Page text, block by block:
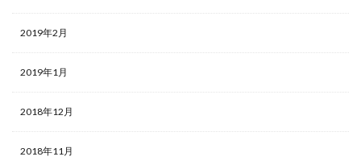
2019年2月
2019年1月
2018年12月
2018年11月